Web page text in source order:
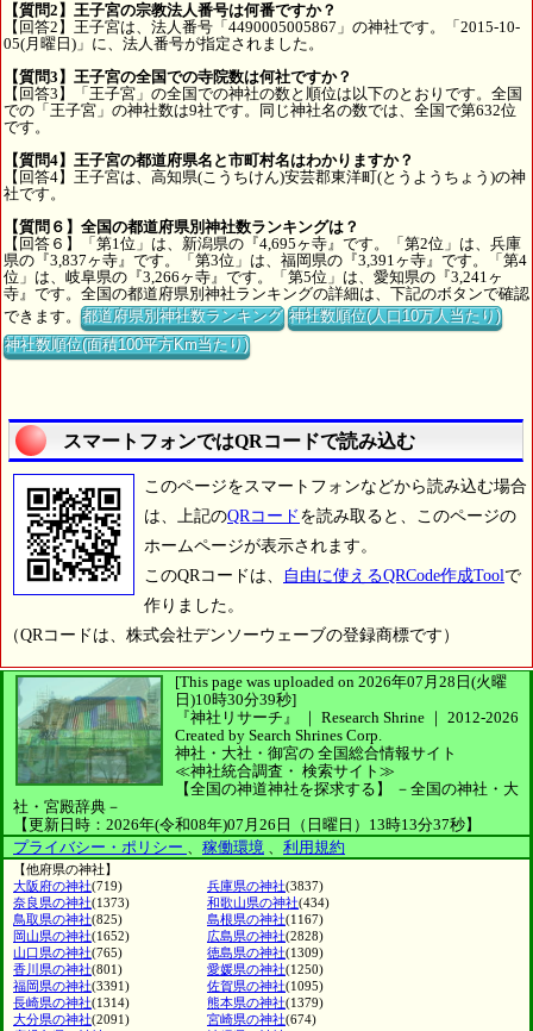
【質問2】王子宮の宗教法人番号は何番ですか？
【回答2】王子宮は、法人番号「4490005005867」の神社です。「2015-10-
05(月曜日)」に、法人番号が指定されました。
【質問3】王子宮の全国での寺院数は何社ですか？
【回答3】「王子宮」の全国での神社の数と順位は以下のとおりです。全国
での「王子宮」の神社数は9社です。同じ神社名の数では、全国で第632位
です。
【質問4】王子宮の都道府県名と市町村名はわかりますか？
【回答4】王子宮は、高知県(こうちけん)安芸郡東洋町(とうようちょう)の神
社です。
【質問６】全国の都道府県別神社数ランキングは？
【回答６】「第1位」は、新潟県の『4,695ヶ寺』です。「第2位」は、兵庫
県の『3,837ヶ寺』です。「第3位」は、福岡県の『3,391ヶ寺』です。「第4
位」は、岐阜県の『3,266ヶ寺』です。「第5位」は、愛知県の『3,241ヶ
寺』です。全国の都道府県別神社ランキングの詳細は、下記のボタンで確認
できます。都道府県別神社数ランキング 神社数順位(人口10万人当たり)
神社数順位(面積100平方Km当たり)
スマートフォンではQRコードで読み込む
このページをスマートフォンなどから読み込む場合
は、上記のQRコード を読み取ると、このページの
ホームページが表示されます。
このQRコードは、
自由に使えるQRCode作成Toolで
作りました。
（QRコードは、株式会社デンソーウェーブの登録商標です）
[This page was uploaded on 2026年07月28日(火曜
日)10時30分39秒]
『神社リサーチ』 ｜ Research Shrine ｜ 2012-2026
Created by Search Shrines Corp.
神社・大社・御宮の 全国総合情報サイト
≪神社統合調査・ 検索サイト≫
【全国の神道神社を探求する】
－全国の神社・大
社・宮殿辞典－
【更新日時：2026年(令和08年)07月26日（日曜日）13時13分37秒】
プライバシー・ポリシー 、 稼働環境 、 利用規約
【他府県の神社】
大阪府の神社(719) 兵庫県の神社(3837)
奈良県の神社(1373) 和歌山県の神社(434)
鳥取県の神社(825) 島根県の神社(1167)
岡山県の神社(1652) 広島県の神社(2828)
山口県の神社(765) 徳島県の神社(1309)
香川県の神社(801) 愛媛県の神社(1250)
福岡県の神社(3391) 佐賀県の神社(1095)
長崎県の神社(1314) 熊本県の神社(1379)
大分県の神社(2091) 宮崎県の神社(674)